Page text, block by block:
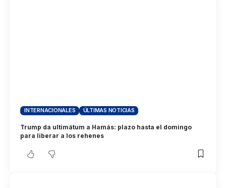
INTERNACIONALES ÚLTIMAS NOTICIAS
Trump da ultimátum a Hamás: plazo hasta el domingo
para liberar a los rehenes